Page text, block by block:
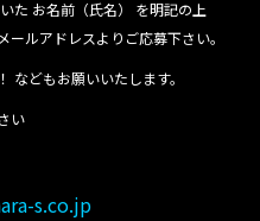
た お名前（氏名） を明記の上
ルアドレスよりご応募下さい。
などもお願いいたします。
い
s.co.jp